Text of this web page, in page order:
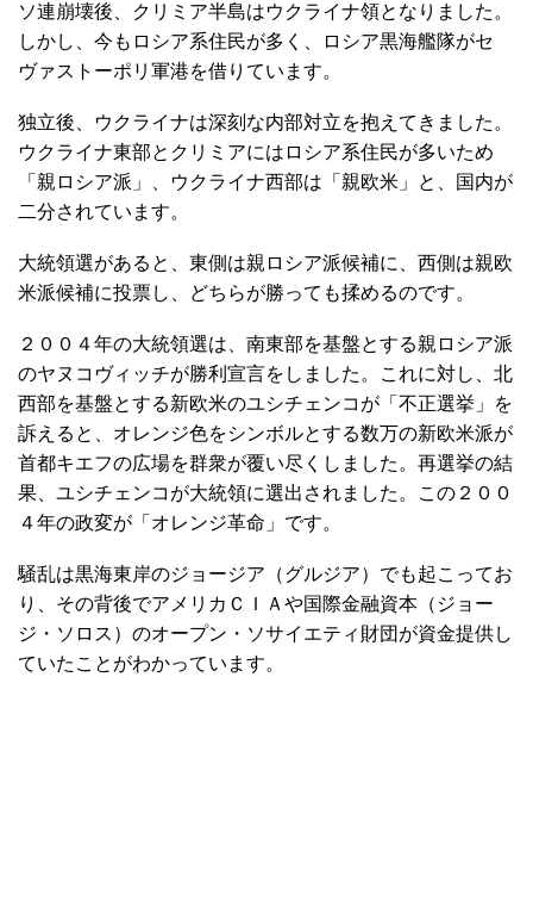
ソ連崩壊後、クリミア半島はウクライナ領となりました。
しかし、今もロシア系住民が多く、ロシア黒海艦隊がセ
ヴァストーポリ軍港を借りています。
独立後、ウクライナは深刻な内部対立を抱えてきました。
ウクライナ東部とクリミアにはロシア系住民が多いため
「親ロシア派」、ウクライナ西部は「親欧米」と、国内が
二分されています。
大統領選があると、東側は親ロシア派候補に、西側は親欧
米派候補に投票し、どちらが勝っても揉めるのです。
２００４年の大統領選は、南東部を基盤とする親ロシア派
のヤヌコヴィッチが勝利宣言をしました。これに対し、北
西部を基盤とする新欧米のユシチェンコが「不正選挙」を
訴えると、オレンジ色をシンボルとする数万の新欧米派が
首都キエフの広場を群衆が覆い尽くしました。再選挙の結
果、ユシチェンコが大統領に選出されました。この２００
４年の政変が「オレンジ革命」です。
騒乱は黒海東岸のジョージア（グルジア）でも起こってお
り、その背後でアメリカＣＩＡや国際金融資本（ジョー
ジ・ソロス）のオープン・ソサイエティ財団が資金提供し
ていたことがわかっています。